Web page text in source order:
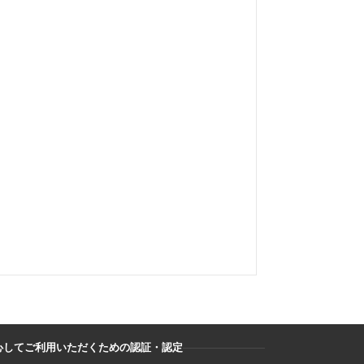
してご利用いただくための認証・認定